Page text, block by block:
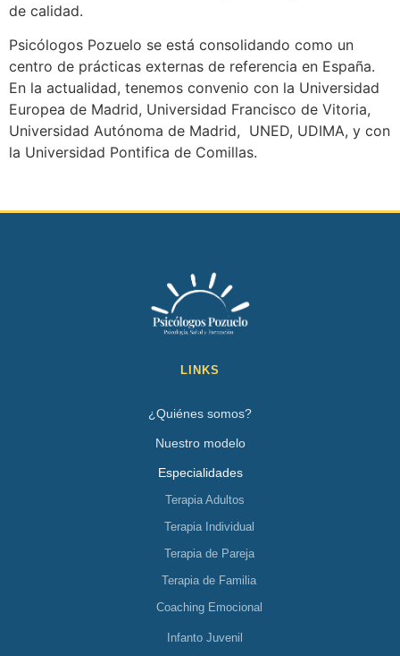
de calidad.
Psicólogos Pozuelo se está consolidando como un
centro de prácticas externas de referencia en España.
En la actualidad, tenemos convenio con la Universidad
Europea de Madrid, Universidad Francisco de Vitoria,
Universidad Autónoma de Madrid, UNED, UDIMA, y con
la Universidad Pontifica de Comillas.
LINKS
¿Quiénes somos?
Nuestro modelo
Especialidades
Terapia Adultos
Terapia Individual
Terapia de Pareja
Terapia de Familia
Coaching Emocional
Infanto Juvenil